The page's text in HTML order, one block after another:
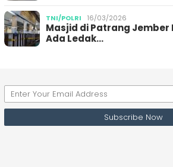
TNI/POLRI 16/03/2026
Masjid di Patrang Jember
Ada Ledak…